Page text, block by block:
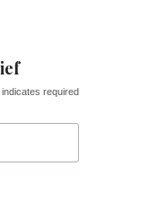
indicates required